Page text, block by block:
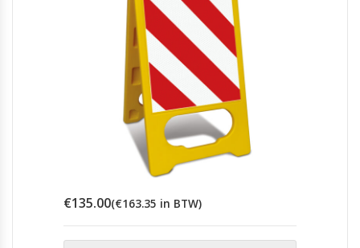
€135.00(€163.35 in BTW)